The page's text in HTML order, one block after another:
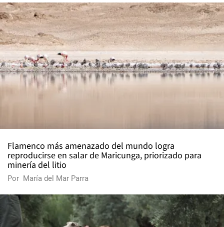
Flamenco más amenazado del mundo logra
reproducirse en salar de Maricunga, priorizado para
minería del litio
Por María del Mar Parra